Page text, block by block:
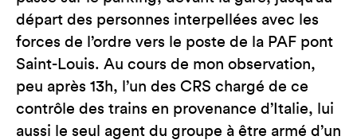
départ des personnes interpellées avec les
forces de l’ordre vers le poste de la PAF pont
Saint-Louis. Au cours de mon observation,
peu après 13h, l’un des CRS chargé de ce
contrôle des trains en provenance d’Italie, lui
aussi le seul agent du groupe à être armé d’un